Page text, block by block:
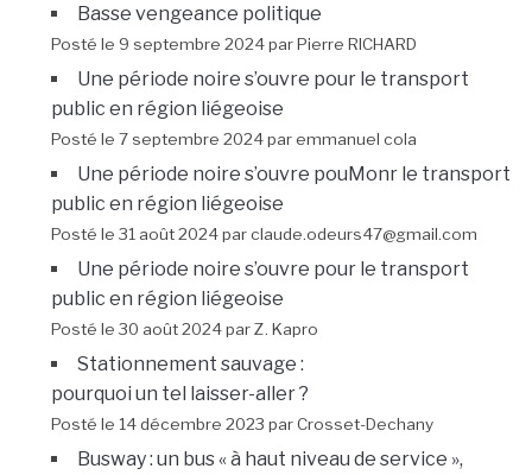
Basse vengeance politique
Posté le 9 septembre 2024 par Pierre RICHARD
Une période noire s’ouvre pour le transport
public en région liégeoise
Posté le 7 septembre 2024 par emmanuel cola
Une période noire s’ouvre pouMonr le transport
public en région liégeoise
Posté le 31 août 2024 par claude.odeurs47@gmail.com
Une période noire s’ouvre pour le transport
public en région liégeoise
Posté le 30 août 2024 par Z. Kapro
Stationnement sauvage :
pourquoi un tel laisser-aller ?
Posté le 14 décembre 2023 par Crosset-Dechany
Busway : un bus « à haut niveau de service »,